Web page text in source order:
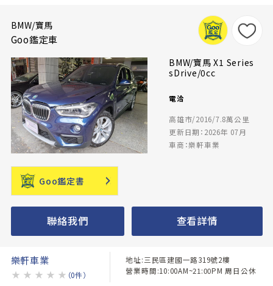
BMW/寶馬
Goo鑑定車
BMW/寶馬 X1 Series
sDrive/0cc
電洽
高雄市/2016/7.8萬公里
更新日期：2026年 07月
車商：樂軒車業
Goo鑑定書
聯絡我們 查看詳情
樂軒車業
★ ★ ★ ★ ★ （0件）
地址:三民區建國一路319號2樓
營業時間:10:00AM~21:00PM 周日公休